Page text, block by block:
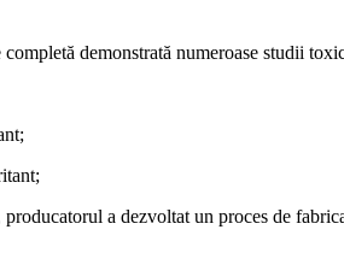
demonstrată numeroase studii
a dezvoltat un proces de